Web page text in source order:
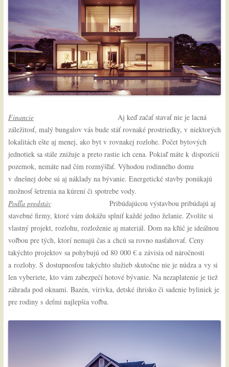
FinancieAj keď začať stavať nie je lacná
záležitosť, malý bungalov vás bude stáť rovnaké prostriedky, v niektorých
lokalitách ešte aj menej, ako byt v rovnakej rozlohe. Počet bytových
jednotiek sa stále znižuje a preto rastie ich cena. Pokiaľ máte k dispozícií
pozemok, nemáte nad čím rozmýšľať. Výhodou rodinného domu
v dnešnej dobe sú aj náklady na bývanie. Energetické stavby ponúkajú
možnosť šetrenia na kúrení či spotrebe vody.
Podľa predstávPribúdajúcou výstavbou pribúdajú aj
stavebné firmy, ktoré vám dokážu splniť každé jedno želanie. Zvolíte si
vlastný projekt, rozlohu, rozloženie aj materiál. Dom na kľúč je ideálnou
voľbou pre tých, ktorí nemajú čas a chcú sa rovno nasťahovať. Ceny
takýchto projektov sa pohybujú od 80 000 € a závisia od náročnosti
a rozlohy. S dostupnosťou takýchto služieb skutočne nie je núdza a vy si
len vyberiete, kto vám zabezpečí hotové bývanie. Na nezaplatenie je tiež
záhrada pod oknami. Bazén, vírivka, detské ihrisko či sadenie byliniek je
pre rodiny s deťmi najlepšia voľba.